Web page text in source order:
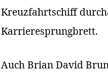
Kreuzfahrtschiff
Karrieresprungbrett.
Auch Brian David